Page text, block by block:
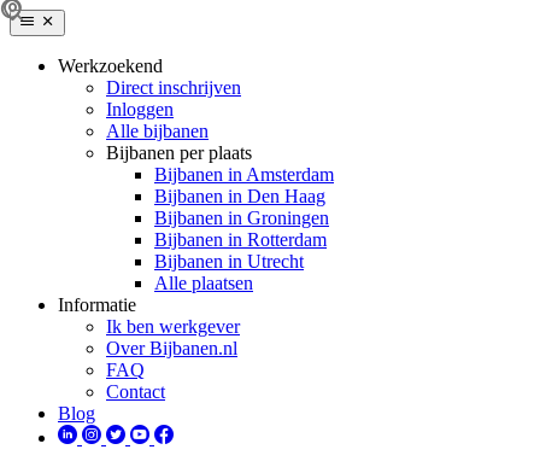
Werkzoekend
Direct inschrijven
Inloggen
Alle bijbanen
Bijbanen per plaats
Bijbanen in Amsterdam
Bijbanen in Den Haag
Bijbanen in Groningen
Bijbanen in Rotterdam
Bijbanen in Utrecht
Alle plaatsen
Informatie
Ik ben werkgever
Over Bijbanen.nl
FAQ
Contact
Blog